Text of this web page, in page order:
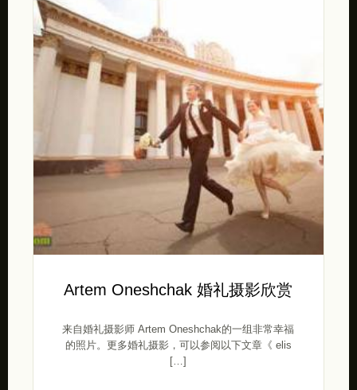
Artem Oneshchak 婚礼摄影欣赏
来自婚礼摄影师 Artem Oneshchak的一组非常幸福
的照片。更多婚礼摄影，可以参阅以下文章《 elis
[…]